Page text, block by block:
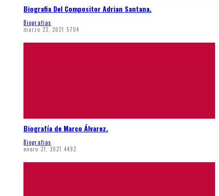
Biografia Del Compositor Adrian Santana.
Biografias
marzo 23, 2021 5704
Biografía de Marco Álvarez.
Biografias
enero 31, 2021 4492